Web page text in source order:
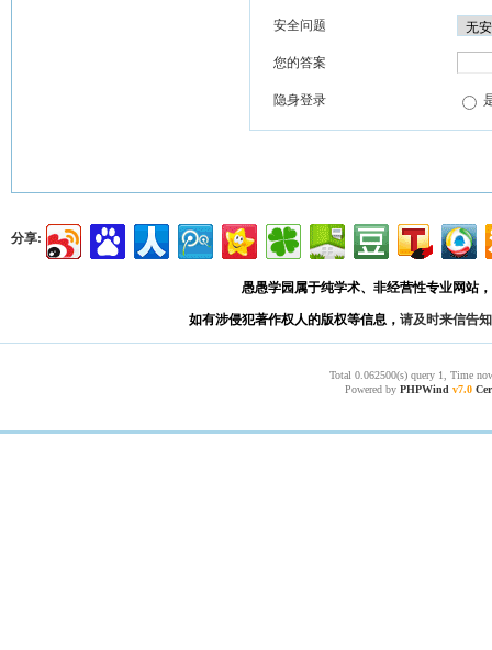
安全问题
您的答案
隐身登录
分享:
愚愚学园属于纯学术、非经营性专业网站
如有涉侵犯著作权人的版权等信息， 请及时来信告知
Total 0.062500(s) query 1, Time
Powered by PHPWind v7.0